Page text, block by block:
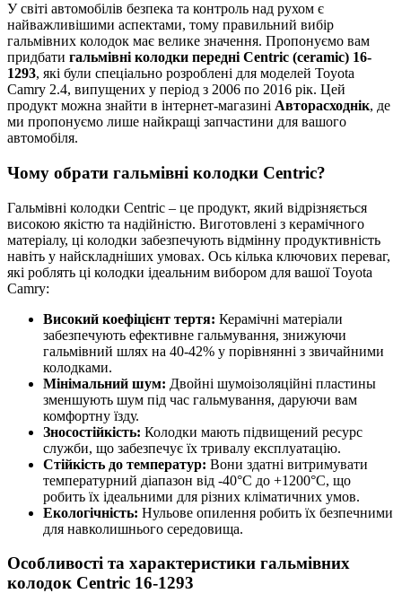
У світі автомобілів безпека та контроль над рухом є
найважливішими аспектами, тому правильний вибір
гальмівних колодок має велике значення. Пропонуємо вам
придбати гальмівні колодки передні Centric (ceramic) 16-
1293, які були спеціально розроблені для моделей Toyota
Camry 2.4, випущених у період з 2006 по 2016 рік. Цей
продукт можна знайти в інтернет-магазині Авторасходнік, де
ми пропонуємо лише найкращі запчастини для вашого
автомобіля.
Чому обрати гальмівні колодки Centric?
Гальмівні колодки Centric – це продукт, який відрізняється
високою якістю та надійністю. Виготовлені з керамічного
матеріалу, ці колодки забезпечують відмінну продуктивність
навіть у найскладніших умовах. Ось кілька ключових переваг,
які роблять ці колодки ідеальним вибором для вашої Toyota
Camry:
Високий коефіцієнт тертя: Керамічні матеріали
забезпечують ефективне гальмування, знижуючи
гальмівний шлях на 40-42% у порівнянні з звичайними
колодками.
Мінімальний шум: Двойні шумоізоляційні пластины
зменшують шум під час гальмування, даруючи вам
комфортну їзду.
Зносостійкість: Колодки мають підвищений ресурс
служби, що забезпечує їх тривалу експлуатацію.
Стійкість до температур: Вони здатні витримувати
температурний діапазон від -40°C до +1200°C, що
робить їх ідеальними для різних кліматичних умов.
Екологічність: Нульове опилення робить їх безпечними
для навколишнього середовища.
Особливості та характеристики гальмівних
колодок Centric 16-1293